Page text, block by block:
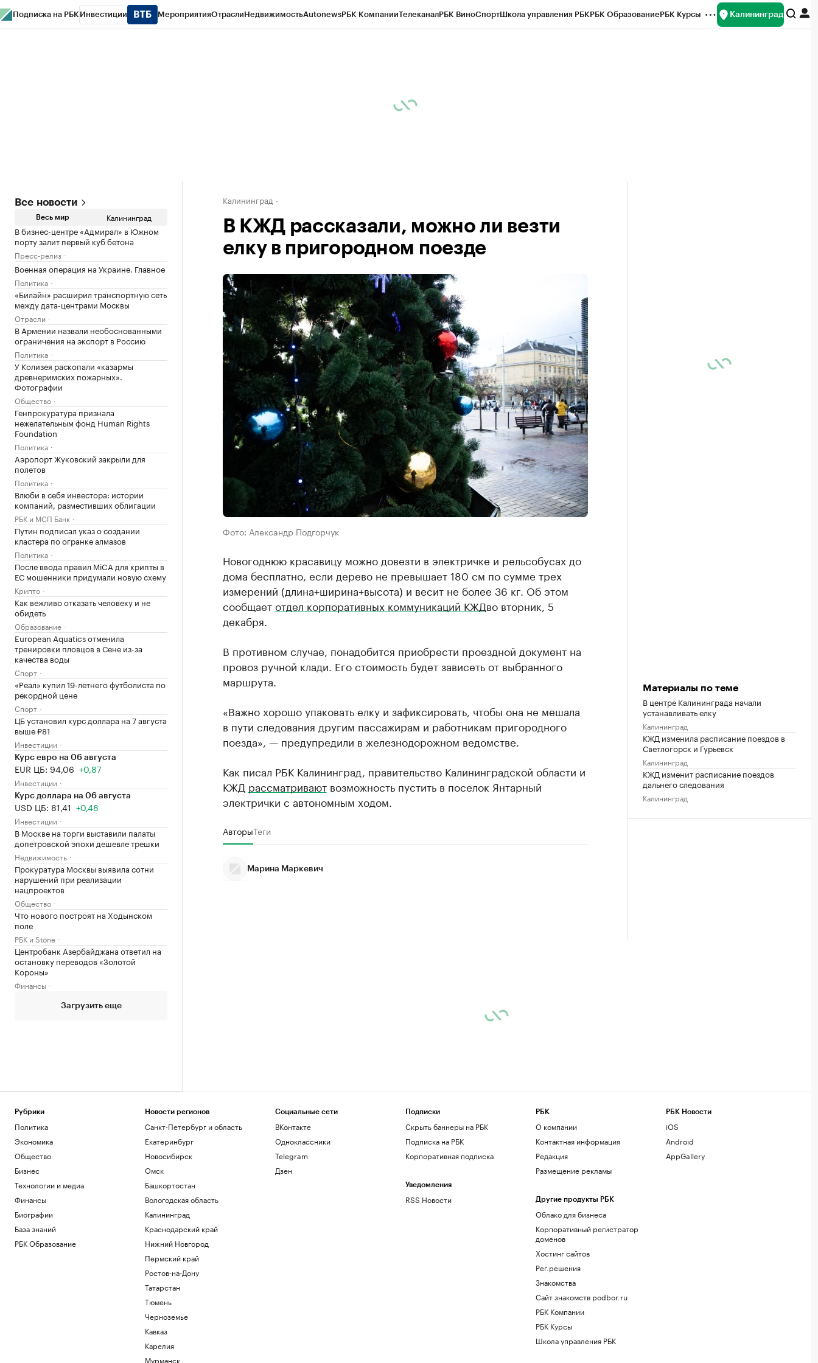
Подписка на РБК Инвестиции МероприятияОтраслиНедвижимостьAutonewsРБК КомпанииТелеканалРБК ВиноСпортШкола управления РБКРБК ОбразованиеРБК Курсы Калининград
Все новости
Весь мир Калининград
В бизнес-центре «Адмирал» в Южном
порту залит первый куб бетона
Пресс-релиз
Военная операция на Украине. Главное
Политика
«Билайн» расширил транспортную сеть
между дата-центрами Москвы
Отрасли
В Армении назвали необоснованными
ограничения на экспорт в Россию
Политика
У Колизея раскопали «казармы
древнеримских пожарных».
Фотографии
Общество
Генпрокуратура признала
нежелательным фонд Human Rights
Foundation
Политика
Аэропорт Жуковский закрыли для
полетов
Политика
Влюби в себя инвестора: истории
компаний, разместивших облигации
РБК и МСП Банк
Путин подписал указ о создании
кластера по огранке алмазов
Политика
После ввода правил MiCA для крипты в
ЕС мошенники придумали новую схему
Крипто
Как вежливо отказать человеку и не
обидеть
Образование
European Aquatics отменила
тренировки пловцов в Сене из-за
качества воды
Спорт
«Реал» купил 19-летнего футболиста по
рекордной цене
Спорт
ЦБ установил курс доллара на 7 августа
выше ₽81
Инвестиции
Курс евро на 06 августа
EUR ЦБ: 94,06 +0,87
Инвестиции
Курс доллара на 06 августа
USD ЦБ: 81,41 +0,48
Инвестиции
В Москве на торги выставили палаты
допетровской эпохи дешевле трешки
Недвижимость
Прокуратура Москвы выявила сотни
нарушений при реализации
нацпроектов
Общество
Что нового построят на Ходынском
поле
РБК и Stone
Центробанк Азербайджана ответил на
остановку переводов «Золотой
Короны»
Финансы
Загрузить еще
Калининград
В КЖД рассказали, можно ли везти
елку в пригородном поезде
Фото: Александр Подгорчук
Новогоднюю красавицу можно довезти в электричке и рельсобусах до
дома бесплатно, если дерево не превышает 180 см по сумме трех
измерений (длина+ширина+высота) и весит не более 36 кг. Об этом
сообщаетотдел корпоративных коммуникаций КЖДво вторник, 5
декабря.
В противном случае, понадобится приобрести проездной документ на
провоз ручной клади. Его стоимость будет зависеть от выбранного
маршрута.
«Важно хорошо упаковать елку и зафиксировать, чтобы она не мешала
в пути следования другим пассажирам и работникам пригородного
поезда», — предупредили в железнодорожном ведомстве.
Как писал РБК Калининград, правительство Калининградской области и
КЖД рассматриваютвозможность пустить в поселок Янтарный
электрички с автономным ходом.
АвторыТеги
Марина Маркевич
Материалы по теме
В центре Калининграда начали
устанавливать елку
Калининград
КЖД изменила расписание поездов в
Светлогорск и Гурьевск
Калининград
КЖД изменит расписание поездов
дальнего следования
Калининград
Рубрики
Политика
Экономика
Общество
Бизнес
Технологии и медиа
Финансы
Биографии
База знаний
РБК Образование
Новости регионов
Санкт-Петербург и область
Екатеринбург
Новосибирск
Омск
Башкортостан
Вологодская область
Калининград
Краснодарский край
Нижний Новгород
Пермский край
Ростов-на-Дону
Татарстан
Тюмень
Черноземье
Кавказ
Карелия
Мурманск
Социальные сети
ВКонтакте
Одноклассники
Telegram
Дзен
Подписки
Скрыть баннеры на РБК
Подписка на РБК
Корпоративная подписка
Уведомления
RSS Новости
РБК
О компании
Контактная информация
Редакция
Размещение рекламы
Другие продукты РБК
Облако для бизнеса
Корпоративный регистратор
доменов
Хостинг сайтов
Рег.решения
Знакомства
Сайт знакомств podbor.ru
РБК Компании
РБК Курсы
Школа управления РБК
РБК Новости
iOS
Android
AppGallery